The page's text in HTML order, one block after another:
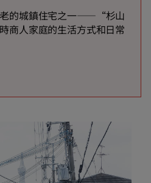
老的城鎮住宅之一——“杉山
商人家庭的生活方式和日常